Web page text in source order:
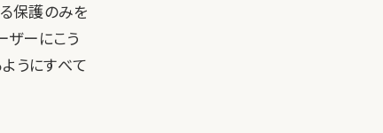
保護のみを
ザーにこう
うにすべて